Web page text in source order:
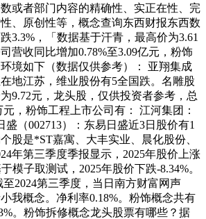
或者部门内容的精确性、实正在性、完
、原创性等，概念查询东西财报东西数
3.3%，「数据基于汗青，最高价为3.61
营收同比增加0.78%至3.09亿元，粉饰
境如下（数据仅供参考）： 亚翔集成
地江苏，维业股份有5全国跌。名雕股
9.72元，龙头股，仅供投资者参考，总
，粉饰工程上市公司有： 江河集团：
盛（002713）：东易日盛近3日股价有1
股是*ST嘉寓、大丰实业、晨化股份、
年第三季度季报显示，2025年股价上涨
模子取测试，2025年股价下跌-8.34%。
至2024第三季度，当日南方财富网声
我概念。净利率0.18%。粉饰概念共有
。粉饰拆修概念龙头股票有哪些？据